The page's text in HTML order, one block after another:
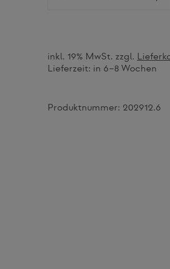
inkl. 19% MwSt. zzgl.
Lieferzeit: in 6–8 Wochen
Produktnummer: 202912.6